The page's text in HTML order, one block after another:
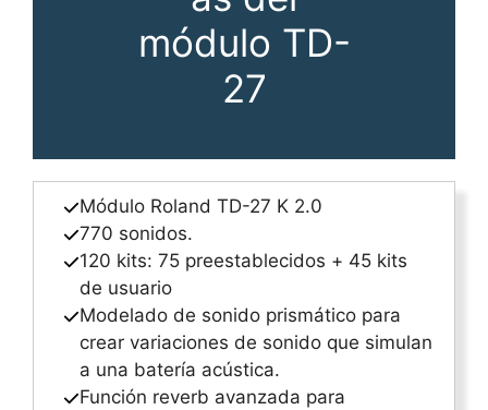
módulo TD-
27
Módulo Roland TD-27 K 2.0
770 sonidos.
120 kits: 75 preestablecidos + 45 kits
de usuario
Modelado de sonido prismático para
crear variaciones de sonido que simulan
a una batería acústica.
Función reverb avanzada para